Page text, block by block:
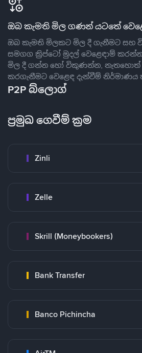
ඔබ කැමති මිල ගණන් යටතේ
ඔබ කැමති මිලකට මිල දී ගැනීමට
සමගග ක්‍රිප්ටෝ මුදල් වෙළෙඳාම්
මිල දී ගන්න හෝ විකුණන්න, නැතහොත්
කරගැනීමට වෙළෙඳ දැන්වීම්
P2P බ්ලොග්
ප්‍රමුඛ ගෙවීම් ක්‍රම
Zinli
Zelle
Skrill (Moneybookers)
Bank Transfer
Banco Pichincha